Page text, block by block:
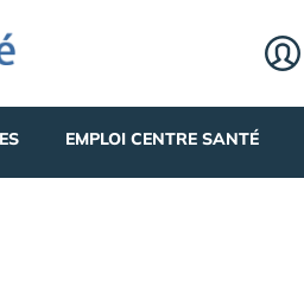
EMPLOI CENTRE SANTÉ